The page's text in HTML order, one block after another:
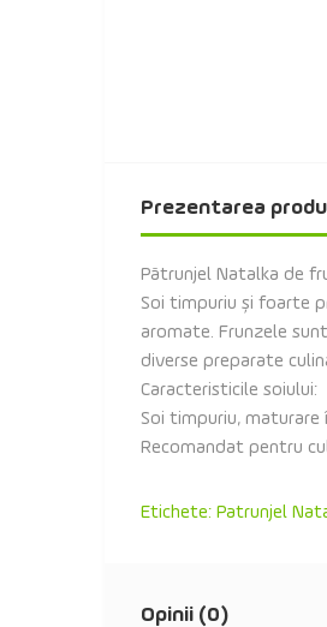
Prezentarea
Pătrunjel Natalka de
Soi timpuriu și foarte
aromate. Frunzele
diverse preparate
Caracteristicile soiului:
Soi timpuriu,
Recomandat pentru
Etichete: Patrunjel
Opinii (0)